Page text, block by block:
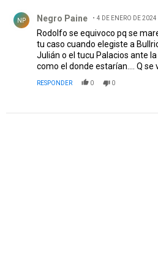
NP Negro Paine 4 DE ENERO DE 2024
Rodolfo se equivoco pq se
tu caso cuando elegiste a
Julián o el tucu Palacios ante
como el donde estarían.... Q se
RESPONDER 0 0